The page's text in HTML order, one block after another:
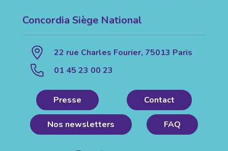
Concordia Siège National
22 rue Charles Fourier, 75013 Paris
01 45 23 00 23
Presse Contact
Nos newsletters FAQ